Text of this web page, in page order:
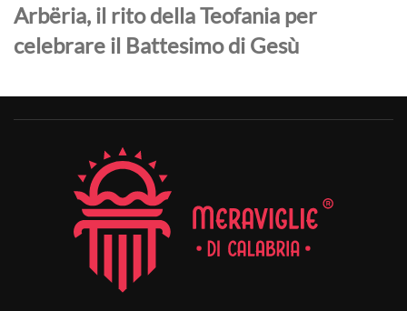
Arbëria, il rito della Teofania per
celebrare il Battesimo di Gesù